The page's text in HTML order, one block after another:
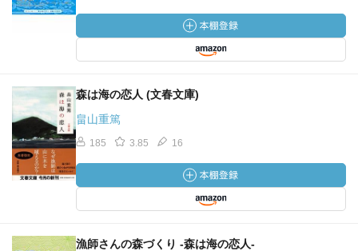
森は海の恋人 (文春文庫)
畠山重篤
185 3.85 16
漁師さんの森づくり -森は海の恋人-